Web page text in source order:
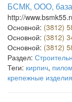
БСМК, ООО, база
http://
Основной: (3812)
Основной: (3812)
Основной: (3812)
Раздел:
Теги: кирпич,
крепежные изделия